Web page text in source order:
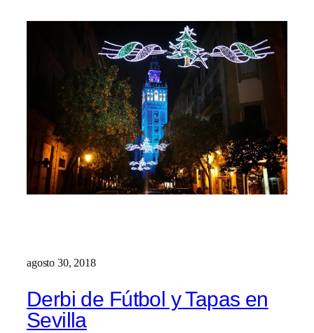
agosto 30, 2018
Derbi de Fútbol y Tapas en
Sevilla